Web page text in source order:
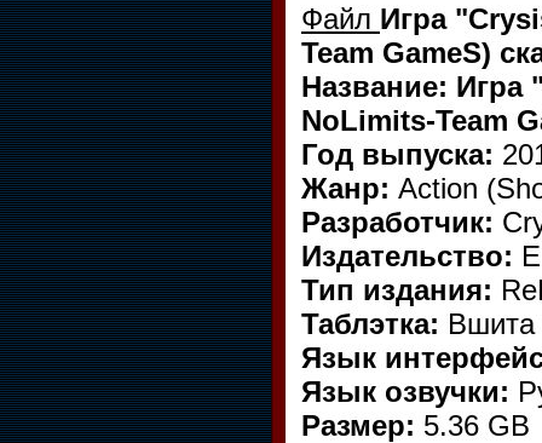
Файл Игра
Team GameS)
Название: Игра
NoLimits-Team
Год выпуска:
Жанр: Action
Разработчик:
Издательство:
Тип издания:
Таблэтка: Вшита
Язык
Язык озвучки:
Размер: 5.36 GB